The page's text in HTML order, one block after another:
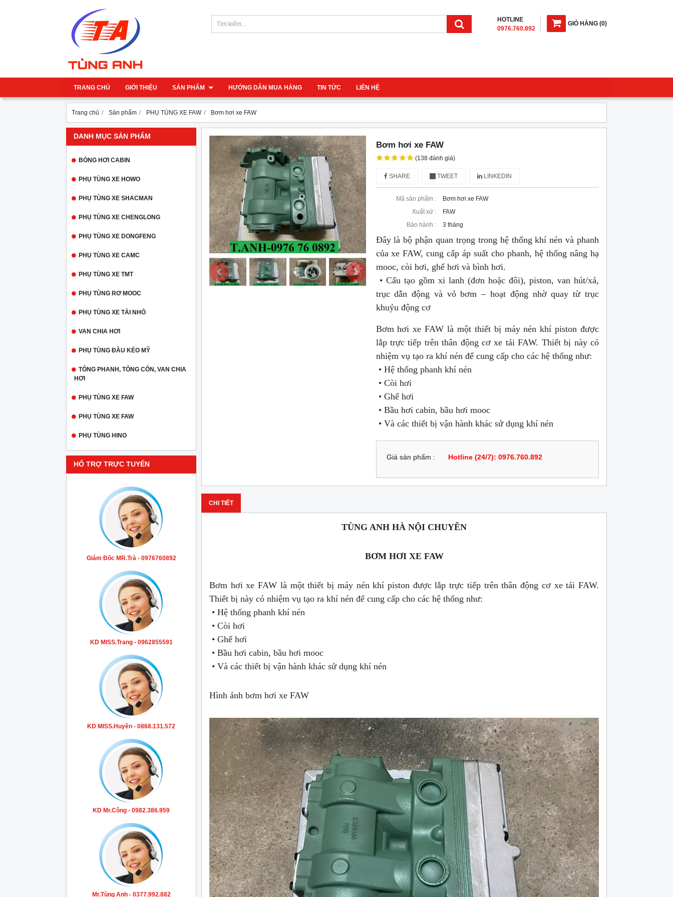
GIỎ HÀNG (0)
HOTLINE
0976.760.892
TRANG CHỦ GIỚI THIỆU SẢN PHẨM HƯỚNG DẪN MUA HÀNG TIN TỨC LIÊN HỆ
Trang chủ Sản phẩm PHỤ TÙNG XE FAW Bơm hơi xe FAW
DANH MỤC SẢN PHẨM
BÓNG HƠI CABIN
PHỤ TÙNG XE HOWO
PHỤ TÙNG XE SHACMAN
PHỤ TÙNG XE CHENGLONG
PHỤ TÙNG XE DONGFENG
PHỤ TÙNG XE CAMC
PHỤ TÙNG XE TMT
PHỤ TÙNG RƠ MOOC
PHỤ TÙNG XE TẢI NHỎ
VAN CHIA HƠI
PHỤ TÙNG ĐẦU KÉO MỸ
TỔNG PHANH, TỔNG CÔN, VAN CHIA
HƠI
PHỤ TÙNG XE FAW
PHỤ TÙNG XE FAW
PHỤ TÙNG HINO
HỔ TRỢ TRỰC TUYẾN
Giám Đốc MR.Trà - 0976760892
KD MISS.Trang - 0962855591
KD MISS.Huyền - 0868.131.572
KD Mr.Công - 0982.386.959
Mr.Tùng Anh - 0377.992.882
‹ ›
Bơm hơi xe FAW
(138 đánh giá)
SHARE TWEET LINKEDIN
Mã sản phẩm :
Bơm hơi xe FAW
Xuất xứ :
FAW
Bảo hành :
3 tháng
Đây là bộ phận quan trọng trong hệ thống khí nén và phanh
của xe FAW, cung cấp áp suất cho phanh, hệ thống nâng hạ
mooc, còi hơi, ghế hơi và bình hơi.
• Cấu tạo gồm xi lanh (đơn hoặc đôi), piston, van hút/xả,
trục dẫn động và vỏ bơm – hoạt động nhờ quay từ trục
khuỷu động cơ
Bơm hơi xe FAW là một thiết bị máy nén khí piston được
lắp trực tiếp trên thân động cơ xe tải FAW. Thiết bị này có
nhiệm vụ tạo ra khí nén để cung cấp cho các hệ thống như:
• Hệ thống phanh khí nén
• Còi hơi
• Ghế hơi
• Bầu hơi cabin, bầu hơi mooc
• Và các thiết bị vận hành khác sử dụng khí nén
Giá sản phẩm : Hotline (24/7): 0976.760.892
CHI TIẾT
TÙNG ANH HÀ NỘI CHUYÊN
BƠM HƠI XE FAW
Bơm hơi xe FAW là một thiết bị máy nén khí piston được lắp trực tiếp trên thân động cơ xe tải FAW.
Thiết bị này có nhiệm vụ tạo ra khí nén để cung cấp cho các hệ thống như:
• Hệ thống phanh khí nén
• Còi hơi
• Ghế hơi
• Bầu hơi cabin, bầu hơi mooc
• Và các thiết bị vận hành khác sử dụng khí nén
Hình ảnh bơm hơi xe FAW